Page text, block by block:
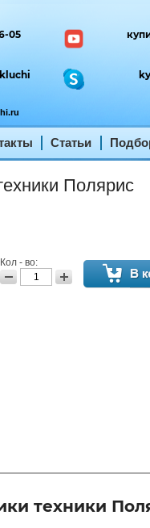
Статьи
05
Полярис
Кол - во:
техники